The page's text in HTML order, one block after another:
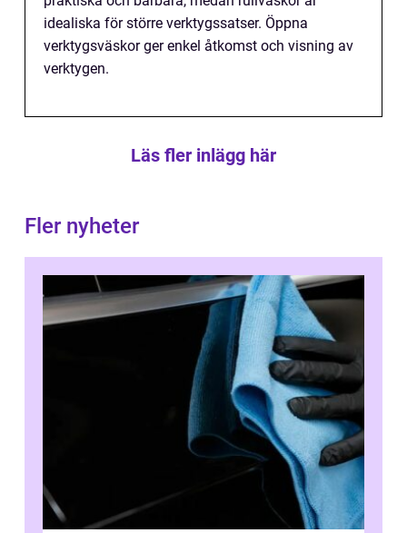
idealiska för större verktygssatser. Öppna
verktygsväskor ger enkel åtkomst och visning av
verktygen.
Läs fler inlägg här
Fler nyheter